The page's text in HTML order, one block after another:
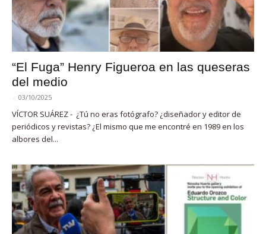
“El Fuga” Henry Figueroa en las queseras
del medio
- 03/10/2025
VÍCTOR SUÁREZ - ¿Tú no eras fotógrafo? ¿diseñador y editor de
periódicos y revistas? ¿El mismo que me encontré en 1989 en los
albores del...